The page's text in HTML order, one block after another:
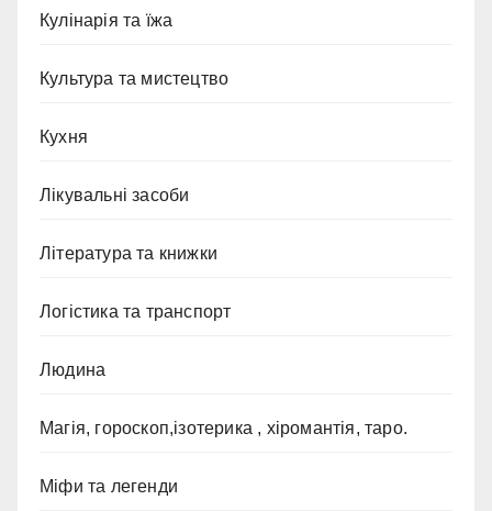
Кулінарія та їжа
Культура та мистецтво
Кухня
Лікувальні засоби
Література та книжки
Логістика та транспорт
Людина
Магія, гороскоп,ізотерика , хіромантія, таро.
Міфи та легенди